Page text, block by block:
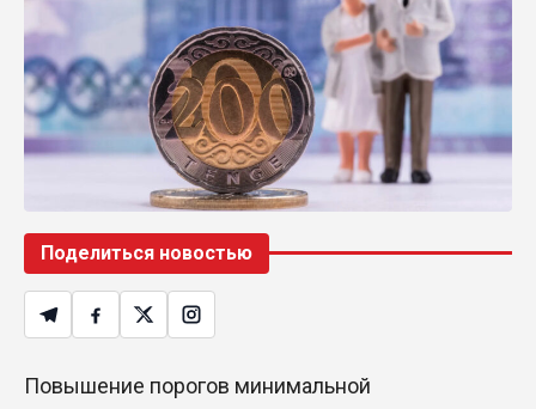
Поделиться новостью
Повышение порогов минимальной